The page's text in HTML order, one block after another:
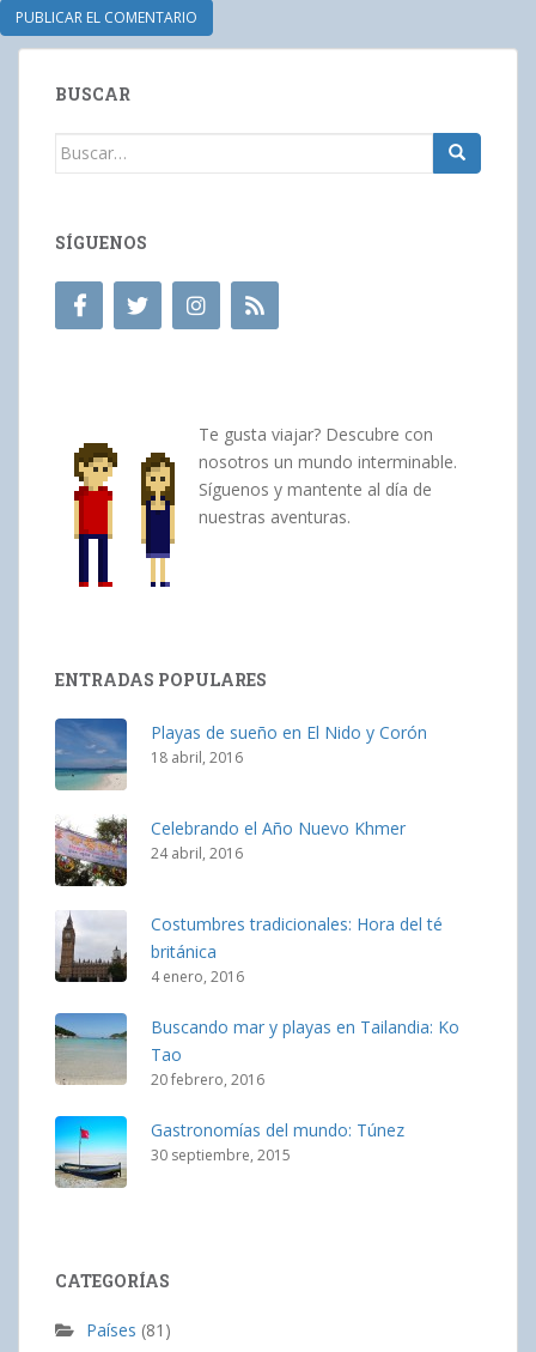
BUSCAR
Buscar:
SÍGUENOS
Te gusta viajar? Descubre con
nosotros un mundo interminable.
Síguenos y mantente al día de
nuestras aventuras.
ENTRADAS POPULARES
Playas de sueño en El Nido y Corón
18 abril, 2016
Celebrando el Año Nuevo Khmer
24 abril, 2016
Costumbres tradicionales: Hora del té
británica
4 enero, 2016
Buscando mar y playas en Tailandia: Ko
Tao
20 febrero, 2016
Gastronomías del mundo: Túnez
30 septiembre, 2015
CATEGORÍAS
Países (81)